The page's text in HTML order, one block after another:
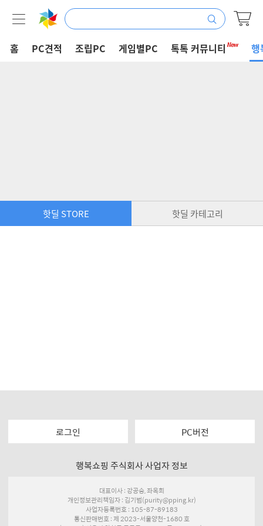
홈 PC견적 조립PC 게임별PC 톡톡 커뮤니티 행
핫딜 STORE 핫딜 카테고리
로그인 PC버전
행복쇼핑 주식회사 사업자 정보
대표이사 : 강공승, 좌옥희
개인정보관리책임자 : 김기범(purity@pping.kr)
사업자등록번호 : 105-87-89183
통신판매번호 : 제 2023-서울양천-1680 호